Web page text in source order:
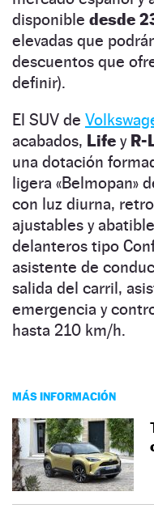
disponible desde
elevadas que
descuentos que
definir).
El SUV de
acabados, Life y R-
una dotación
ligera «Belmopan»
con luz diurna,
ajustables y
delanteros tipo
asistente de
salida del carril,
emergencia y
hasta 210 km/h.
MÁS INFORMACIÓN